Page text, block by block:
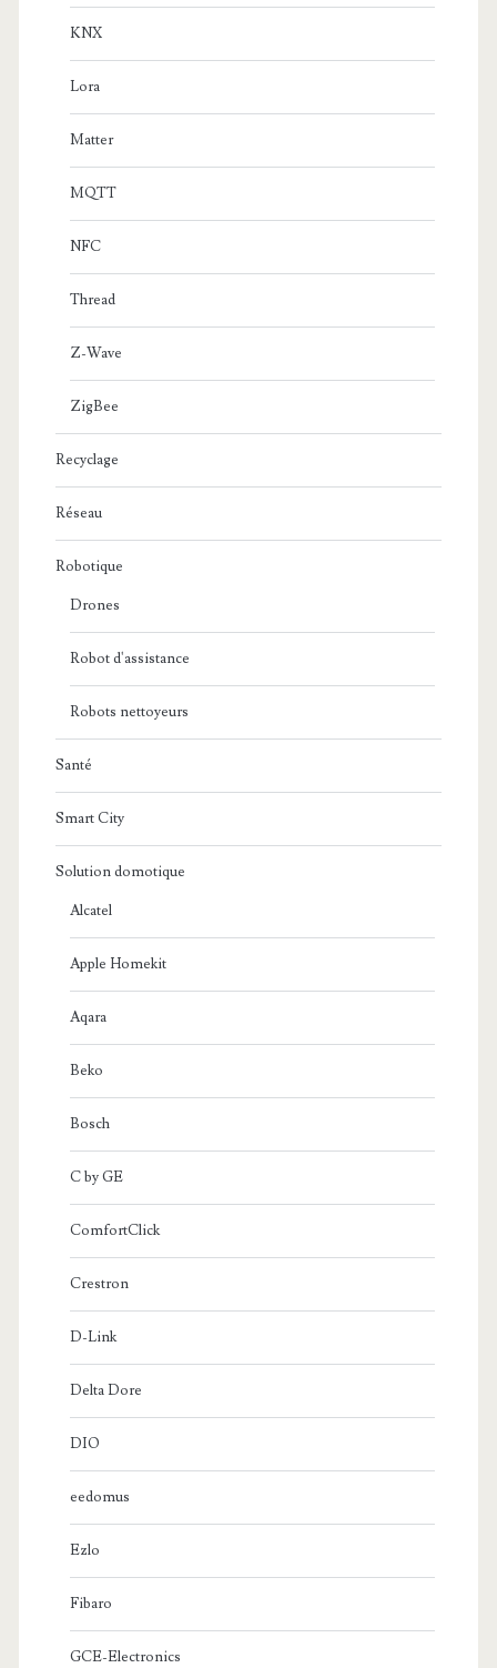
KNX
Lora
Matter
MQTT
NFC
Thread
Z-Wave
ZigBee
Recyclage
Réseau
Robotique
Drones
Robot d'assistance
Robots nettoyeurs
Santé
Smart City
Solution domotique
Alcatel
Apple Homekit
Aqara
Beko
Bosch
C by GE
ComfortClick
Crestron
D-Link
Delta Dore
DIO
eedomus
Ezlo
Fibaro
GCE-Electronics